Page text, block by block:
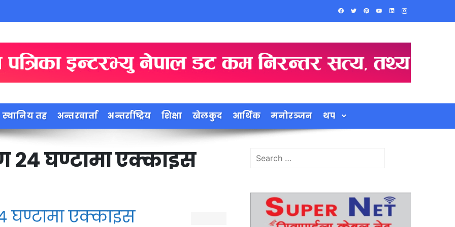
स्थानिय तह अन्तरवार्ता अन्तर्राष्ट्रिय शिक्षा खेलकुद आर्थिक मनोरञ्जन थप
२४ घण्टामा एक्काइस
घण्टामा एक्काइस
Search